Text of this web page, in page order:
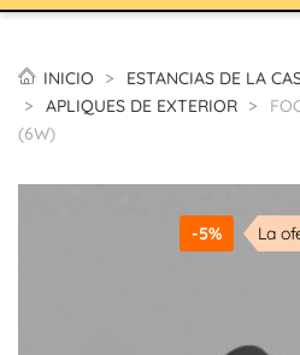
INICIO ESTANCIAS DE LA
APLIQUES DE EXTERIOR
(6W)
-5% La